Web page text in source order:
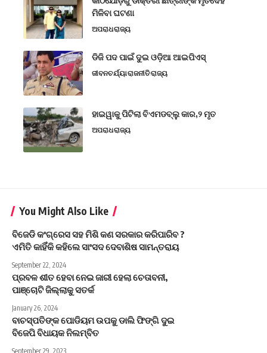
ମିଳିବା ଘଟଣା
ଅପରାଧରାଜ୍ୟ
ଡିଜି ପଦ ପାଇଁ ଦୁଇ ଓଡ଼ିଆ ଆଇପିଏସ୍
ଜୀବନଚର୍ଯ୍ୟାରାଜନୀତିରାଜ୍ୟ
ହାଇୱାକୁ ପିଟିଲା ବିଏମଡବ୍ଲୁ କାର,୨ ମୃତ
ଅପରାଧରାଜ୍ୟ
You Might Also Like
ବିଜେଡି କଂଗ୍ରେସ ସହ ମିଶି କଣ ସରକାର କରିପାରିବ ?
ଏମିତି କାହିଁକି କହିଲେ ସାଂସଦ ଦେବାଶିଷ ସାମନ୍ତରାୟ
September 22, 2024
ପ୍ରବଳ ଶୀତ ହେବା ନେଇ ଜାରୀ ହେଲା ଚେତାବନୀ,
ପାଞ୍ଚୋଟି ଜିଲ୍ଲାକୁ ସତର୍କ
January 26, 2024
ବାଚସ୍ପତିଙ୍କ ପୋଡିୟମ ଉପକୁ ଡାଲି ଫିଙ୍ଗି ଦୁଇ
ବିଜେପି ବିଧାୟକ ନିଲମ୍ବିତ
September 29, 2023